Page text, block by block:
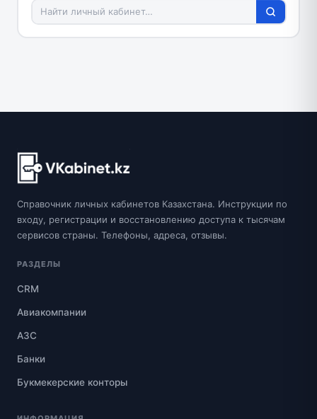
Справочник личных кабинетов Казахстана. Инструкции по
входу, регистрации и восстановлению доступа к тысячам
сервисов страны. Телефоны, адреса, отзывы.
РАЗДЕЛЫ
CRM
Авиакомпании
АЗС
Банки
Букмекерские конторы